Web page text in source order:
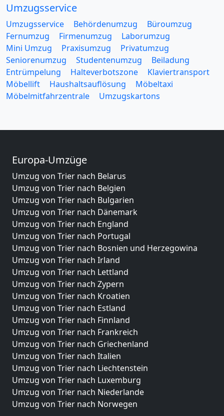
Umzugsservice
Umzugsservice Behördenumzug
Büroumzug
Fernumzug
Firmenumzug
Laborumzug
Mini Umzug
Praxisumzug
Privatumzug
Seniorenumzug
Studentenumzug
Beiladung
Entrümpelung
Halteverbotszone
Klaviertransport
Möbellift
Haushaltsauflösung
Möbeltaxi
Möbelmitfahrzentrale
Umzugskartons
Europa-Umzüge
Umzug von Trier nach Belarus
Umzug von Trier nach Belgien
Umzug von Trier nach Bulgarien
Umzug von Trier nach Dänemark
Umzug von Trier nach England
Umzug von Trier nach Portugal
Umzug von Trier nach Bosnien und Herzegowina
Umzug von Trier nach Irland
Umzug von Trier nach Lettland
Umzug von Trier nach Zypern
Umzug von Trier nach Kroatien
Umzug von Trier nach Estland
Umzug von Trier nach Finnland
Umzug von Trier nach Frankreich
Umzug von Trier nach Griechenland
Umzug von Trier nach Italien
Umzug von Trier nach Liechtenstein
Umzug von Trier nach Luxemburg
Umzug von Trier nach Niederlande
Umzug von Trier nach Norwegen